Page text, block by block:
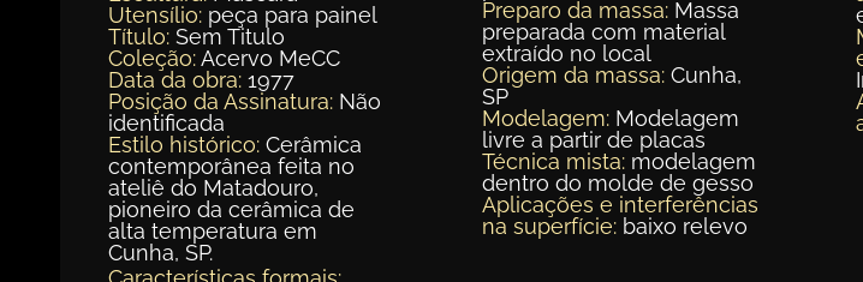
Utensílio: peça para painel
Título: Sem Titulo
Coleção:Acervo MeCC
Data da obra: 1977
Posição da Assinatura: Não
identificada
Estilo histórico: Cerâmica
contemporânea feita no
ateliê do Matadouro,
pioneiro da cerâmica de
alta temperatura em
Cunha, SP.
Preparo da massa: Massa
preparada com material
extraído no local
Origem da massa: Cunha,
SP
Modelagem: Modelagem
livre a partir de placas
Técnica mista: modelagem
dentro do molde de gesso
Aplicações e interferências
na superfície: baixo relevo